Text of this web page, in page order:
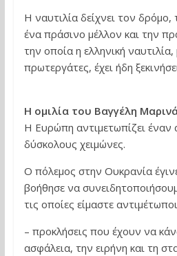
Η ναυτιλία δείχνει τον δρόμο,
ένα πράσινο μέλλον και την
την οποία η ελληνική
πρωτεργάτες, έχει ήδη
Η ομιλία του Βαγγέλη
Η Ευρώπη αντιμετωπίζει έναν
δύσκολους χειμώνες.
Ο πόλεμος στην Ουκρανία
βοήθησε να
τις οποίες είμαστε
– προκλήσεις που έχουν να
ασφάλεια, την ειρήνη και τη